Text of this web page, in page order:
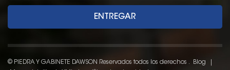
cocina.
© PIEDRA Y GABINETE DAWSON Reservados todos los derechos . Blog